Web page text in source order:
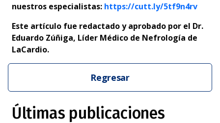
nuestros especialistas: https://cutt.ly/5tf9n4rv
Este artículo fue redactado y aprobado por el Dr.
Eduardo Zúñiga, Líder Médico de Nefrología de
LaCardio.
Regresar
Últimas publicaciones